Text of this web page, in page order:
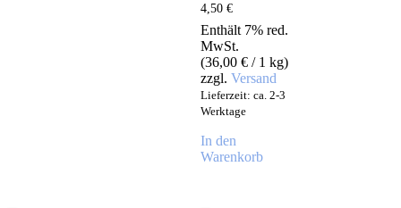
4,50 €
Enthält 7% red.
MwSt.
(36,00 € / 1 kg)
zzgl. Versand
Lieferzeit: ca. 2-3
Werktage
In den
Warenkorb